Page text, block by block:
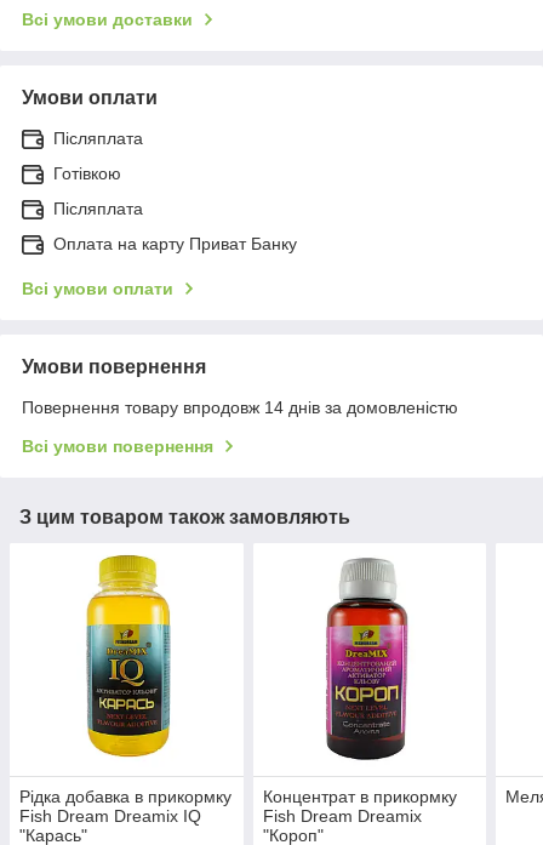
Всі умови доставки
Умови оплати
Післяплата
Готівкою
Післяплата
Оплата на карту Приват Банку
Всі умови оплати
Умови повернення
Повернення товару впродовж 14 днів за домовленістю
Всі умови повернення
З цим товаром також замовляють
Рідка добавка в прикормку
Fish Dream Dreamix IQ
"Карась"
Концентрат в прикормку
Fish Dream Dreamix
"Короп"